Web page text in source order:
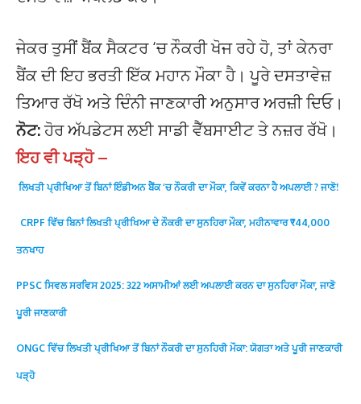
ਜੇਕਰ ਤੁਸੀਂ ਬੈਂਕ ਸੈਕਟਰ ‘ਚ ਨੌਕਰੀ ਖੋਜ ਰਹੇ ਹੋ, ਤਾਂ ਕੇਨਰਾ
ਬੈਂਕ ਦੀ ਇਹ ਭਰਤੀ ਇੱਕ ਮਹਾਨ ਮੌਕਾ ਹੈ। ਪੂਰੇ ਦਸਤਾਵੇਜ਼
ਤਿਆਰ ਰੱਖੋ ਅਤੇ ਦਿੰਨੀ ਜਾਣਕਾਰੀ ਅਨੁਸਾਰ ਅਰਜ਼ੀ ਦਿਓ।
ਨੋਟ:ਹੋਰ ਅੱਪਡੇਟਸ ਲਈ ਸਾਡੀ ਵੈੱਬਸਾਈਟ ਤੇ ਨਜ਼ਰ ਰੱਖੋ।
ਇਹ ਵੀ ਪੜ੍ਹੋ –
ਲਿਖਤੀ ਪ੍ਰੀਖਿਆ ਤੋਂ ਬਿਨਾਂ ਇੰਡੀਅਨ ਬੈਂਕ ‘ਚ ਨੌਕਰੀ ਦਾ ਮੌਕਾ, ਕਿਵੇਂ ਕਰਨਾ ਹੈ ਅਪਲਾਈ ? ਜਾਣੋ!
CRPF ਵਿੱਚ ਬਿਨਾਂ ਲਿਖਤੀ ਪ੍ਰੀਖਿਆ ਦੇ ਨੌਕਰੀ ਦਾ ਸੁਨਹਿਰਾ ਮੌਕਾ, ਮਹੀਨਾਵਾਰ ₹44,000
ਤਨਖਾਹ
PPSC ਸਿਵਲ ਸਰਵਿਸ 2025: 322 ਅਸਾਮੀਆਂ ਲਈ ਅਪਲਾਈ ਕਰਨ ਦਾ ਸੁਨਹਿਰਾ ਮੌਕਾ, ਜਾਣੋ
ਪੂਰੀ ਜਾਣਕਾਰੀ
ONGC ਵਿੱਚ ਲਿਖਤੀ ਪ੍ਰੀਖਿਆ ਤੋਂ ਬਿਨਾਂ ਨੌਕਰੀ ਦਾ ਸੁਨਹਿਰੀ ਮੌਕਾ: ਯੋਗਤਾ ਅਤੇ ਪੂਰੀ ਜਾਣਕਾਰੀ
ਪੜ੍ਹੋ